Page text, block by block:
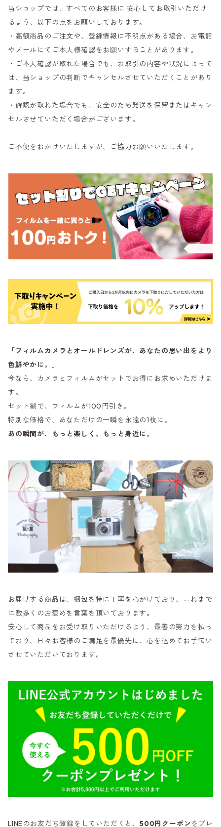
当ショップでは、すべてのお客様に 安心してお取引いただけ
るよう、以下の点をお願いしております。
・高額商品のご注文や、登録情報に不明点がある場合、お電話
やメールにてご本人様確認をお願いすることがあります。
・ご本人確認が取れた場合でも、お取引の内容や状況によって
は、当ショップの判断でキャンセルさせていただくことがあり
ます。
・確認が取れた場合でも、安全のため発送を保留またはキャン
セルさせていただく場合がございます。
ご不便をおかけいたしますが、ご協力お願いいたします。
「フィルムカメラとオールドレンズが、あなたの思い出をより
色鮮やかに。」
今なら、カメラとフィルムがセットでお得にお求めいただけま
す。
セット割で、フィルムが100円引き。
特別な価格で、あなただけの一瞬を永遠の1枚に。
あの瞬間が、もっと楽しく、もっと身近に。
お届けする商品は、梱包を特に丁寧を心がけており、これまで
に数多くのお褒めを言葉を頂いております。
安心して商品をお受け取りいただけるよう、最善の努力を払っ
ており、日々お客様のご満足を最優先に、心を込めてお手伝い
させていただいております。
LINEのお友だち登録をしていただくと、500円クーポンをプレ